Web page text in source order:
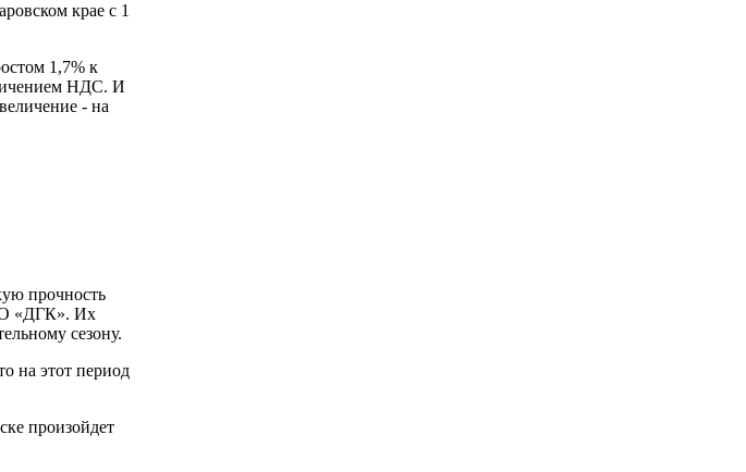
крае с 1
1,7% к
НДС. И
- на
прочность
«ДГК». Их
сезону.
на этот период
произойдет